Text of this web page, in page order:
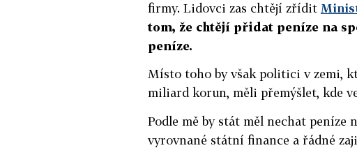
firmy. Lidovci zas chtějí zřídit
tom, že chtějí přidat peníze na
peníze.
Místo toho by však politici v zemi,
miliard korun, měli přemýšlet, kde
Podle mě by stát měl nechat peníze
vyrovnané státní finance a řádné